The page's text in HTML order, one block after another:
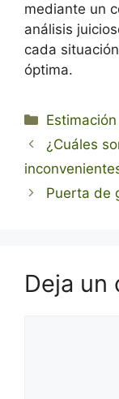
mediante un
análisis
cada
óptima.
Categorías
¿Cuáles
Puerta de
Deja un